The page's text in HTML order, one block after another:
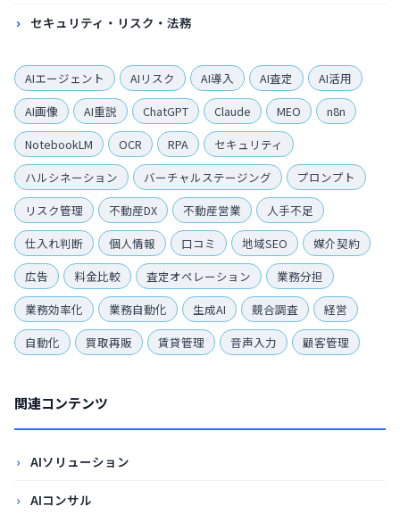
セキュリティ・リスク・法務
AIエージェント AIリスク AI導入 AI査定
AI活用
AI画像
AI重説 ChatGPT Claude MEO
n8n
NotebookLM
OCR RPA
セキュリティ
ハルシネーション
バーチャルステージング
プロンプト
リスク管理
不動産DX 不動産営業
人手不足
仕入れ判断
個人情報 口コミ 地域SEO
媒介契約
広告
料金比較 査定オペレーション
業務分担
業務効率化
業務自動化 生成AI 競合調査
経営
自動化
買取再販 賃貸管理 音声入力 顧客管理
関連コンテンツ
AIソリューション
AIコンサル